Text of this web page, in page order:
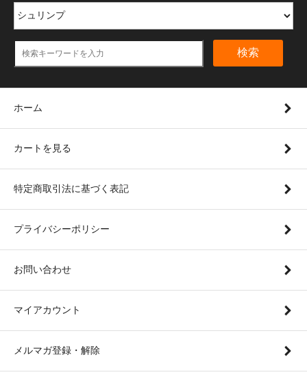
検索
ホーム
カートを見る
特定商取引法に基づく表記
プライバシーポリシー
お問い合わせ
マイアカウント
メルマガ登録・解除